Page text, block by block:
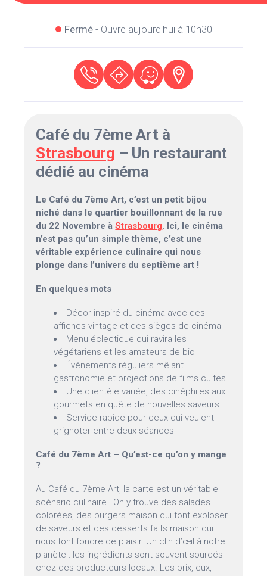
Fermé- Ouvre aujourd'hui à 10h30
Café du 7ème Art à
Strasbourg – Un restaurant
dédié au cinéma
Le Café du 7ème Art, c’est un petit bijou
niché dans le quartier bouillonnant de la rue
du 22 Novembre àStrasbourg. Ici, le cinéma
n’est pas qu’un simple thème, c’est une
véritable expérience culinaire qui nous
plonge dans l’univers du septième art !
En quelques mots
Décor inspiré du cinéma avec des
affiches vintage et des sièges de cinéma
Menu éclectique qui ravira les
végétariens et les amateurs de bio
Événements réguliers mêlant
gastronomie et projections de films cultes
Une clientèle variée, des cinéphiles aux
gourmets en quête de nouvelles saveurs
Service rapide pour ceux qui veulent
grignoter entre deux séances
Café du 7ème Art – Qu’est-ce qu’on y mange
?
Au Café du 7ème Art, la carte est un véritable
scénario culinaire ! On y trouve des salades
colorées, des burgers maison qui font exploser
de saveurs et des desserts faits maison qui
nous font fondre de plaisir. Un clin d’œil à notre
planète : les ingrédients sont souvent sourcés
chez des producteurs locaux. Les prix, eux,